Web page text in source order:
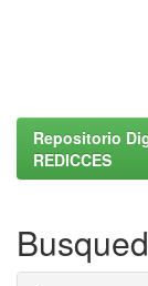
Repositorio
REDICCES